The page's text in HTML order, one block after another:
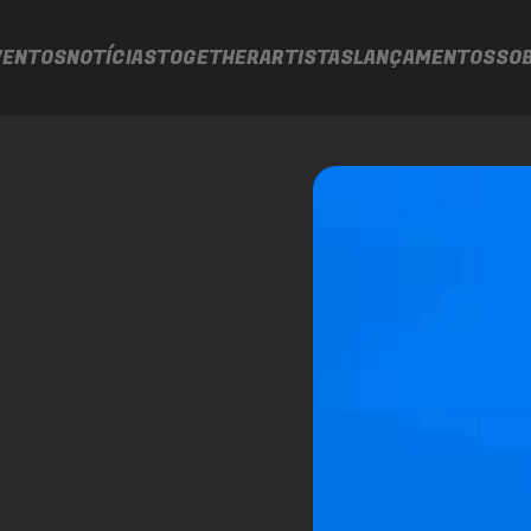
NOTÍCIASTOGETHERARTISTASLANÇAMENTOS